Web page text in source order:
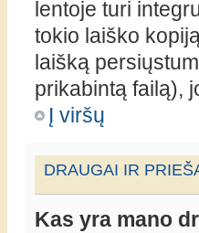
lentoje turi
tokio laiško
laišką
prikabintą failą),
Į viršų
DRAUGAI IR
Kas yra mano